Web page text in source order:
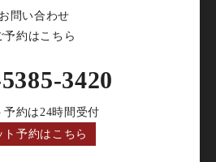
お問い合わせ
予約はこちら
3420
予約は24時間受付
ト予約はこちら